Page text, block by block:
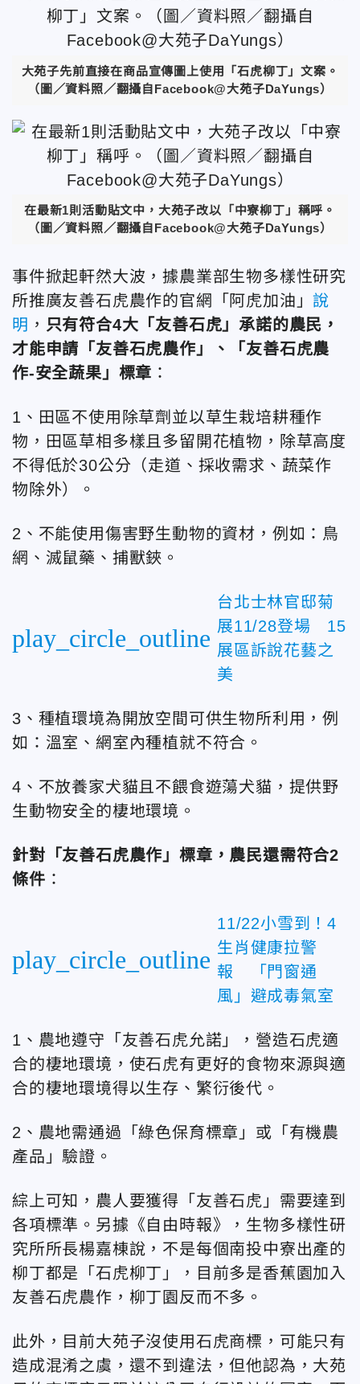
大苑子先前直接在商品宣傳圖上使用「石虎柳丁」文案。
（圖／資料照／翻攝自Facebook@大苑子DaYungs）
在最新1則活動貼文中，大苑子改以「中寮柳丁」稱呼。
（圖／資料照／翻攝自Facebook@大苑子DaYungs）
事件掀起軒然大波，據農業部生物多樣性研究
所推廣友善石虎農作的官網「阿虎加油」說
明 ， 只有符合4大「友善石虎」承諾的農民，
才能申請「友善石虎農作」、「友善石虎農
作-安全蔬果」標章 ：
1、田區不使用除草劑並以草生栽培耕種作
物，田區草相多樣且多留開花植物，除草高度
不得低於30公分（走道、採收需求、蔬菜作
物除外）。
2、不能使用傷害野生動物的資材，例如：鳥
網、滅鼠藥、捕獸鋏。
play_circle_outline
台北士林官邸菊
展11/28登場 15
展區訴說花藝之
美
3、種植環境為開放空間可供生物所利用，例
如：溫室、網室內種植就不符合。
4、不放養家犬貓且不餵食遊蕩犬貓，提供野
生動物安全的棲地環境。
針對「友善石虎農作」標章，農民還需符合2
條件 ：
play_circle_outline
11/22小雪到！4
生肖健康拉警
報 「門窗通
風」避成毒氣室
1、農地遵守「友善石虎允諾」，營造石虎適
合的棲地環境，使石虎有更好的食物來源與適
合的棲地環境得以生存、繁衍後代。
2、農地需通過「綠色保育標章」或「有機農
產品」驗證。
綜上可知，農人要獲得「友善石虎」需要達到
各項標準。另據《自由時報》，生物多樣性研
究所所長楊嘉棟說，不是每個南投中寮出產的
柳丁都是「石虎柳丁」，目前多是香蕉園加入
友善石虎農作，柳丁園反而不多。
此外，目前大苑子沒使用石虎商標，可能只有
造成混淆之虞，還不到違法，但他認為，大苑